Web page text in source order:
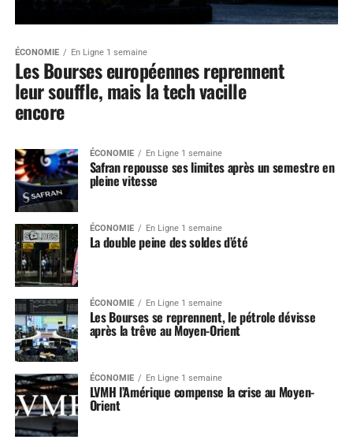
ÉCONOMIE En Ligne 1 semaine
Les Bourses européennes reprennent
leur souffle, mais la tech vacille
encore
ÉCONOMIE En Ligne 1 semaine
Safran repousse ses limites après un semestre en
pleine vitesse
ÉCONOMIE En Ligne 1 semaine
La double peine des soldes d’été
ÉCONOMIE En Ligne 1 semaine
Les Bourses se reprennent, le pétrole dévisse
après la trêve au Moyen-Orient
ÉCONOMIE En Ligne 1 semaine
LVMH l’Amérique compense la crise au Moyen-
Orient